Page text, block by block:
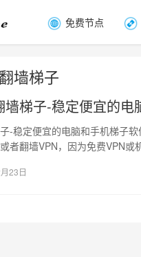
免费节点
墙梯子
墙梯子-稳定便宜的
-稳定便宜的电脑和手机梯子
者翻墙VPN，因为免费VPN
23日